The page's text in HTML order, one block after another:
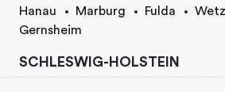
Hanau
Marburg Fulda
Gernsheim
SCHLESWIG-HOLSTEIN